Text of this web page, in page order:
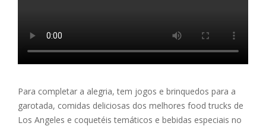
Para completar a alegria, tem jogos e brinquedos para a
garotada, comidas deliciosas dos melhores food trucks de
Los Angeles e coquetéis temáticos e bebidas especiais no